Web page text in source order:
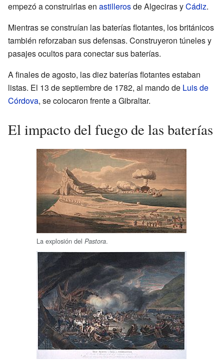
empezó a construirlas en astillerosde Algeciras yCádiz.
Mientras se construían las baterías flotantes, los británicos
también reforzaban sus defensas. Construyeron túneles y
pasajes ocultos para conectar sus baterías.
A finales de agosto, las diez baterías flotantes estaban
listas. El 13 de septiembre de 1782, al mando de Luis de
Córdova, se colocaron frente a Gibraltar.
El impacto del fuego de las baterías
La explosión del Pastora.